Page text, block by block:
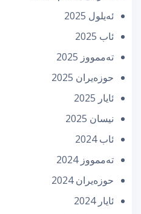
ئه‌یلول 2025
ئاب 2025
تەممووز 2025
حوزه‌یران 2025
ئایار 2025
نیسان 2025
ئاب 2024
تەممووز 2024
حوزه‌یران 2024
ئایار 2024